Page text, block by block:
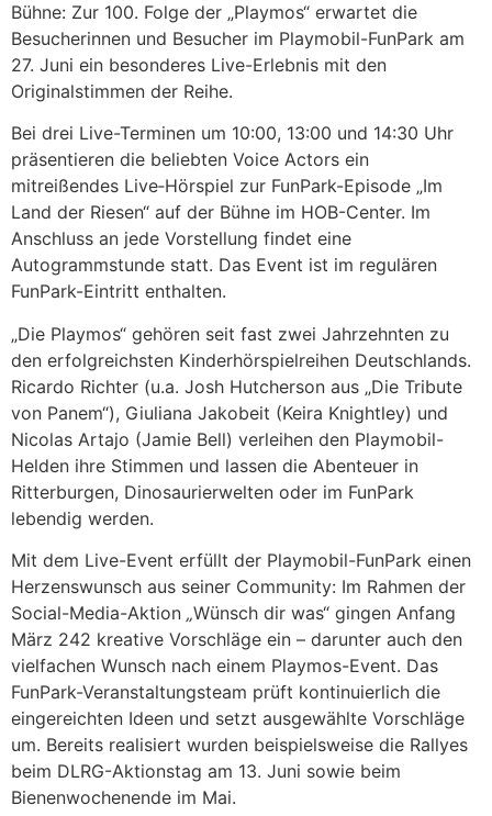
Bühne: Zur 100. Folge der „Playmos“ erwartet die
Besucherinnen und Besucher im Playmobil-FunPark am
27. Juni ein besonderes Live-Erlebnis mit den
Originalstimmen der Reihe.
Bei drei Live-Terminen um 10:00, 13:00 und 14:30 Uhr
präsentieren die beliebten Voice Actors ein
mitreißendes Live‑Hörspiel zur FunPark-Episode „Im
Land der Riesen“ auf der Bühne im HOB-Center. Im
Anschluss an jede Vorstellung findet eine
Autogrammstunde statt. Das Event ist im regulären
FunPark-Eintritt enthalten.
„Die Playmos“ gehören seit fast zwei Jahrzehnten zu
den erfolgreichsten Kinderhörspielreihen Deutschlands.
Ricardo Richter (u.a. Josh Hutcherson aus „Die Tribute
von Panem“), Giuliana Jakobeit (Keira Knightley) und
Nicolas Artajo (Jamie Bell) verleihen den Playmobil-
Helden ihre Stimmen und lassen die Abenteuer in
Ritterburgen, Dinosaurierwelten oder im FunPark
lebendig werden.
Mit dem Live-Event erfüllt der Playmobil-FunPark einen
Herzenswunsch aus seiner Community: Im Rahmen der
Social-Media-Aktion „Wünsch dir was“ gingen Anfang
März 242 kreative Vorschläge ein – darunter auch den
vielfachen Wunsch nach einem Playmos-Event. Das
FunPark-Veranstaltungsteam prüft kontinuierlich die
eingereichten Ideen und setzt ausgewählte Vorschläge
um. Bereits realisiert wurden beispielsweise die Rallyes
beim DLRG-Aktionstag am 13. Juni sowie beim
Bienenwochenende im Mai.